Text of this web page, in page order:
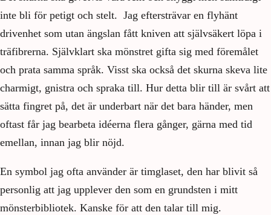
inte bli för petigt och stelt. Jag eftersträvar en flyhänt
drivenhet som utan ängslan fått kniven att självsäkert löpa i
träfibrerna. Självklart ska mönstret gifta sig med föremålet
och prata samma språk. Visst ska också det skurna skeva lite
charmigt, gnistra och spraka till. Hur detta blir till är svårt att
sätta fingret på, det är underbart när det bara händer, men
oftast får jag bearbeta idéerna flera gånger, gärna med tid
emellan, innan jag blir nöjd.
En symbol jag ofta använder är timglaset, den har blivit så
personlig att jag upplever den som en grundsten i mitt
mönsterbibliotek. Kanske för att den talar till mig.